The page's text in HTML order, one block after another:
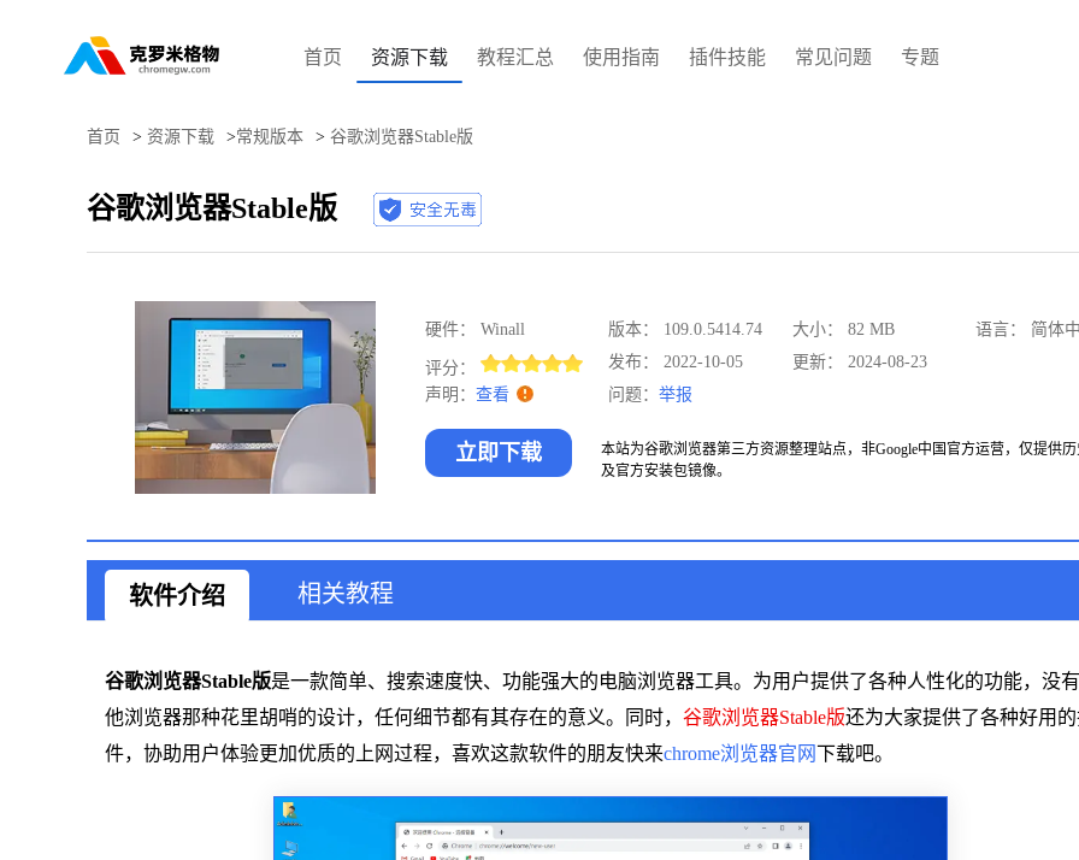
首页 资源下载 教程汇总 使用指南 插件技能 常见问题 专题
首页 > 资源下载 >常规版本 > 谷歌浏览器Stable版
谷歌浏览器Stable版
硬件： Winall 版本： 109.0.5414.74 大小： 82 MB 语言： 简体
评分： 发布： 2022-10-05 更新： 2024-08-23
声明： 查看 问题：举报
立即下载
本站为谷歌浏览器第三方资源整理站点，非Google中国官方运营，仅提供
及官方安装包镜像。
软件介绍 相关教程
谷歌浏览器Stable版是一款简单、搜索速度快、功能强大的电脑浏览器工具。为用户提供了各种人性化的功能，没
他浏览器那种花里胡哨的设计，任何细节都有其存在的意义。同时， 谷歌浏览器Stable版还为大家提供了各种好用
件，协助用户体验更加优质的上网过程，喜欢这款软件的朋友快来chrome浏览器官网下载吧。